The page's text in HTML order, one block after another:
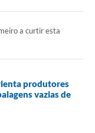
a curtir esta
produtores
vazias de